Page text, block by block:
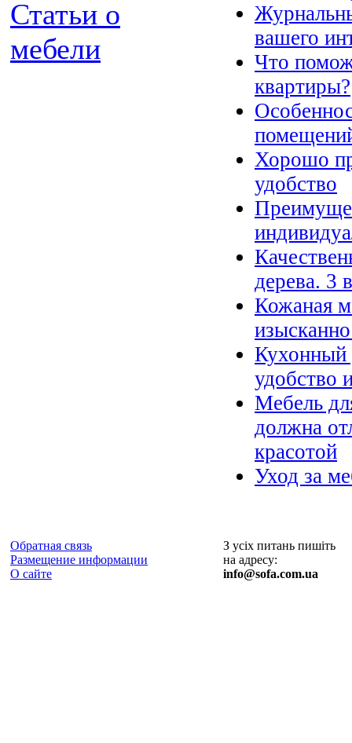
Статьи о
мебели
вашего
Что
квартиры?
Хорошо
удобство
дерева. 3
Кожаная
Кухонный
удобство
Мебель
должна
красотой
Уход за
Обратная связь
Размещение информации
О сайте
З усіх питань пишіть
на адресу:
info@sofa.com.ua